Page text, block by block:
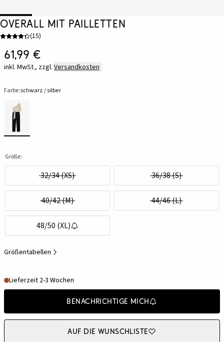
Overall mit Pailletten
(15)
61,99 €
inkl. MwSt., zzgl. Versandkosten
Farbe:schwarz / silber
Größe:
32/34 (XS) 36/38 (S)
40/42 (M) 44/46 (L)
48/50 (XL)
Größentabellen
Lieferzeit 2-3 Wochen
Benachrichtige mich
Auf die Wunschliste